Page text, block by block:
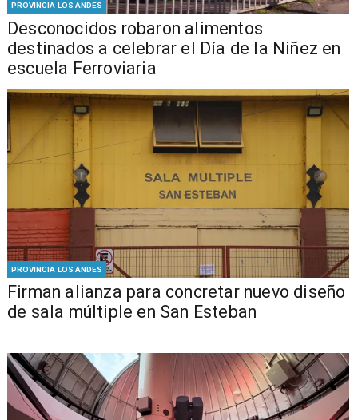
PROVINCIA LOS ANDES
Desconocidos robaron alimentos
destinados a celebrar el Día de la Niñez en
escuela Ferroviaria
PROVINCIA LOS ANDES
​​Firman alianza para concretar nuevo diseño
de sala múltiple en San Esteban